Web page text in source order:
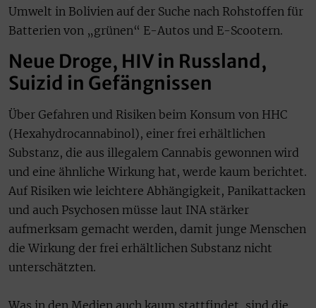
Umwelt in Bolivien auf der Suche nach Rohstoffen für
Batterien von „grünen“ E-Autos und E-Scootern.
Neue Droge, HIV in Russland,
Suizid in Gefängnissen
Über Gefahren und Risiken beim Konsum von HHC
(Hexahydrocannabinol), einer frei erhältlichen
Substanz, die aus illegalem Cannabis gewonnen wird
und eine ähnliche Wirkung hat, werde kaum berichtet.
Auf Risiken wie leichtere Abhängigkeit, Panikattacken
und auch Psychosen müsse laut INA stärker
aufmerksam gemacht werden, damit junge Menschen
die Wirkung der frei erhältlichen Substanz nicht
unterschätzten.
Was in den Medien auch kaum stattfindet, sind die